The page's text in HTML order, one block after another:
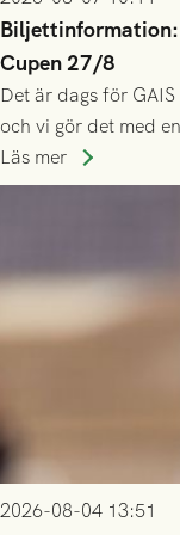
Biljettinformation:
Cupen 27/8
Det är dags för
och vi gör det med
Husqvarna FF.
Läs mer
2026-08-04 13:51